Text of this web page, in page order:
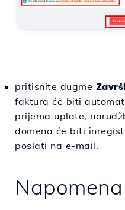
pritisnite dugme
faktura će biti
prijema uplate,
domena će biti
poslati na e-mail.
Napomena